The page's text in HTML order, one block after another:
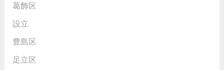
葛飾区
設立
豊島区
足立区